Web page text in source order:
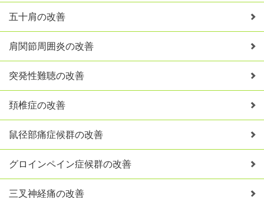
五十肩の改善
肩関節周囲炎の改善
突発性難聴の改善
頚椎症の改善
鼠径部痛症候群の改善
グロインペイン症候群の改善
三叉神経痛の改善